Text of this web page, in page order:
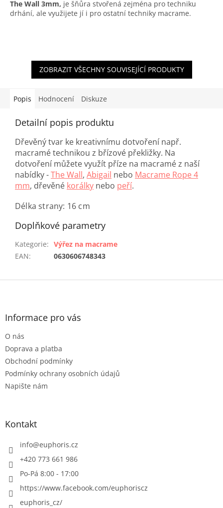
The Wall 3mm, je šňůra stvořená zejména pro techniku
drhání, ale využijete jí i pro ostatní techniky macrame.
ZOBRAZIT VŠECHNY SOUVISEJÍCÍ PRODUKTY
Popis Hodnocení Diskuze
Detailní popis produktu
Dřevěný tvar ke kreativnímu dotvoření např.
macramé technikou z břízové překližky. Na
dotvoření můžete využít příze na macramé z naší
nabídky -The Wall, Abigail nebo Macrame Rope 4
mm, dřevěné korálky nebo peří.
Délka strany: 16 cm
Doplňkové parametry
Kategorie: Výřez na macrame
EAN: 0630606748343
Z
Informace pro vás
O nás
Doprava a platba
Obchodní podmínky
Podmínky ochrany osobních údajů
Napište nám
Kontakt
info@euphoris.cz
+420 773 661 986
Po-Pá 8:00 - 17:00
https://www.facebook.com/euphoriscz
euphoris_cz/